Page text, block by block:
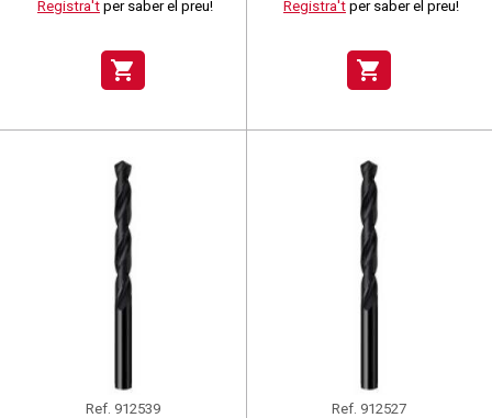
Registra't per saber el preu!
shopping_cart
Registra't per saber el preu!
shopping_cart
Ref. 912539 Ref. 912527